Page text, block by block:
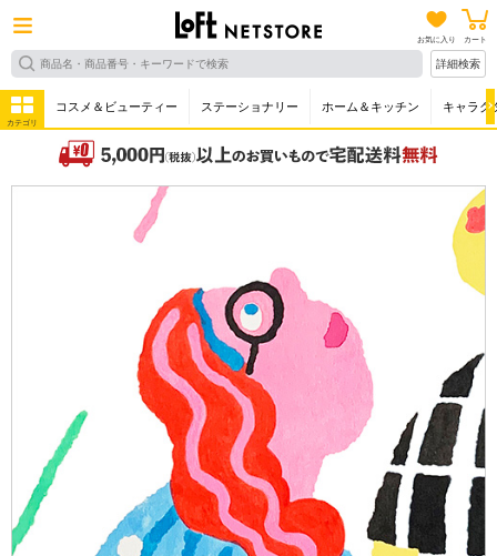
お気に入り カート
詳細検索
カテゴリ
コスメ＆ビューティー ステーショナリー ホーム＆キッチン キャラク